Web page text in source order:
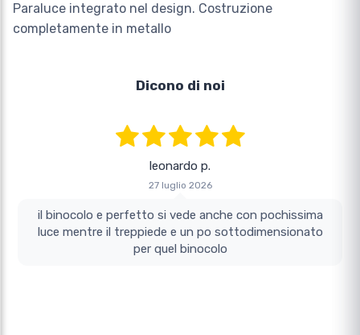
Paraluce integrato nel design. Costruzione
completamente in metallo
Dicono di noi
leonardo p.
27 luglio 2026
il binocolo e perfetto si vede anche con pochissima
luce mentre il treppiede e un po sottodimensionato
per quel binocolo